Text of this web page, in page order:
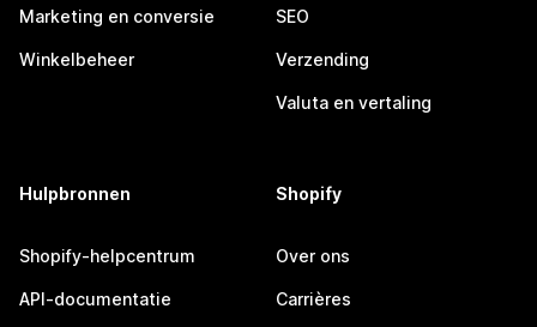
Marketing en conversie
Winkelbeheer
SEO
Verzending
Valuta en vertaling
Hulpbronnen
Shopify-helpcentrum
API-documentatie
Shopify
Over ons
Carrières